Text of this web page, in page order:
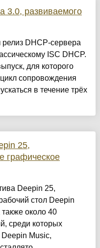
3.0, развиваемого
DHCP-сервера
ISC DHCP.
для которого
сопровождения
в течение трёх
25,
графическое
Deepin 25,
стол Deepin
около 40
среди которых
Music,